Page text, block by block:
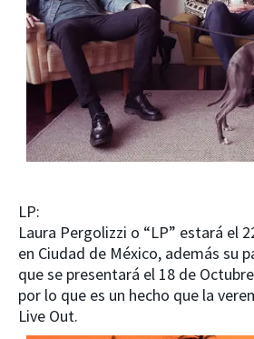
LP:
Laura Pergolizzi o “LP” estará el
en Ciudad de México, además su
que se presentará el 18 de
por lo que es un hecho que la
Live Out.